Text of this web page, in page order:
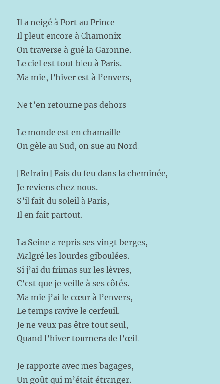
Il a neigé à Port au Prince
Il pleut encore à Chamonix
On traverse à gué la Garonne.
Le ciel est tout bleu à Paris.
Ma mie, l’hiver est à l’envers,
Ne t’en retourne pas dehors
Le monde est en chamaille
On gèle au Sud, on sue au Nord.
[Refrain] Fais du feu dans la cheminée,
Je reviens chez nous.
S’il fait du soleil à Paris,
Il en fait partout.
La Seine a repris ses vingt berges,
Malgré les lourdes giboulées.
Si j’ai du frimas sur les lèvres,
C’est que je veille à ses côtés.
Ma mie j’ai le cœur à l’envers,
Le temps ravive le cerfeuil.
Je ne veux pas être tout seul,
Quand l’hiver tournera de l’œil.
Je rapporte avec mes bagages,
Un goût qui m’était étranger.